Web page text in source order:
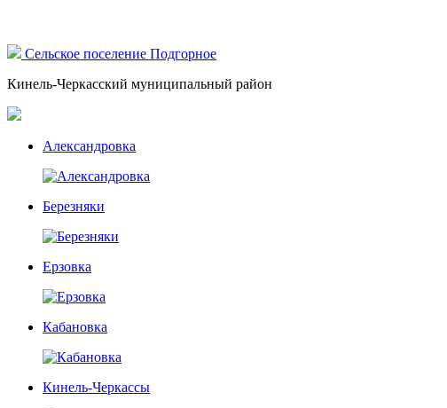
Сельское поселение Подгорное
Кинель-Черкасский муниципальный район
Александровка
Березняки
Ерзовка
Кабановка
Кинель-Черкассы